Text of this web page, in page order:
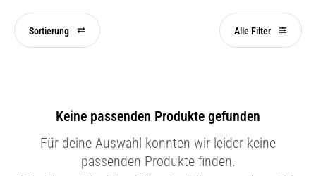
Sortierung Alle Filter
Keine passenden Produkte gefunden
Für deine Auswahl konnten wir leider keine
passenden Produkte finden.